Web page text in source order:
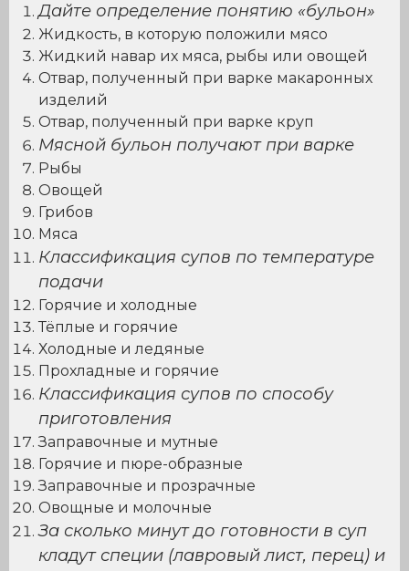
Дайте определение понятию «бульон»
Жидкость, в которую положили мясо
Жидкий навар их мяса, рыбы или овощей
Отвар, полученный при варке макаронных
изделий
Отвар, полученный при варке круп
Мясной бульон получают при варке
Рыбы
Овощей
Грибов
Мяса
Классификация супов по температуре
подачи
Горячие и холодные
Тёплые и горячие
Холодные и ледяные
Прохладные и горячие
Классификация супов по способу
приготовления
Заправочные и мутные
Горячие и пюре-образные
Заправочные и прозрачные
Овощные и молочные
За сколько минут до готовности в суп
кладут специи (лавровый лист, перец) и